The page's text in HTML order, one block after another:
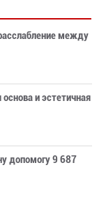
между
и эстетичная
допомогу 9 687